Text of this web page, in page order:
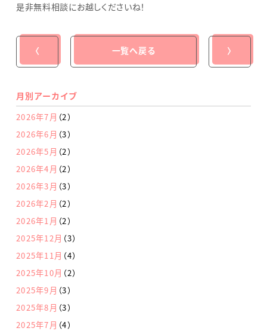
是非無料相談にお越しくださいね！
〈 一覧へ戻る 〉
月別アーカイブ
2026年7月 （2）
2026年6月 （3）
2026年5月 （2）
2026年4月 （2）
2026年3月 （3）
2026年2月 （2）
2026年1月 （2）
2025年12月 （3）
2025年11月 （4）
2025年10月 （2）
2025年9月 （3）
2025年8月 （3）
2025年7月 （4）